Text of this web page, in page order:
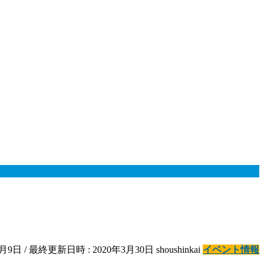
9日 / 最終更新日時 : 2020年3月30日 shoushinkai イベント情報